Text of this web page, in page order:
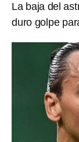
La baja del
duro golpe